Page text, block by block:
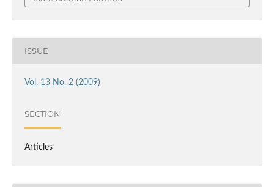
ISSUE
Vol. 13 No. 2 (2009)
SECTION
Articles